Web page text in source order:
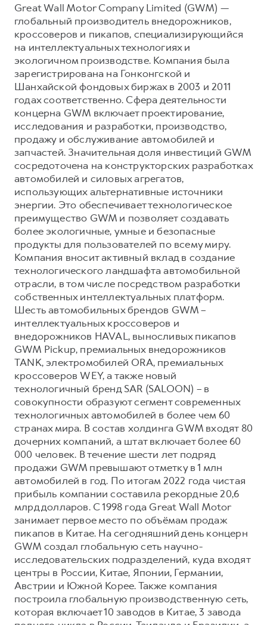
Great Wall Motor Company Limited (GWM) —
глобальный производитель внедорожников,
кроссоверов и пикапов, специализирующийся
на интеллектуальных технологиях и
экологичном производстве. Компания была
зарегистрирована на Гонконгской и
Шанхайской фондовых биржах в 2003 и 2011
годах соответственно. Сфера деятельности
концерна GWM включает проектирование,
исследования и разработки, производство,
продажу и обслуживание автомобилей и
запчастей. Значительная доля инвестиций GWM
сосредоточена на конструкторских разработках
автомобилей и силовых агрегатов,
использующих альтернативные источники
энергии. Это обеспечивает технологическое
преимущество GWM и позволяет создавать
более экологичные, умные и безопасные
продукты для пользователей по всему миру.
Компания вносит активный вклад в создание
технологического ландшафта автомобильной
отрасли, в том числе посредством разработки
собственных интеллектуальных платформ.
Шесть автомобильных брендов GWM –
интеллектуальных кроссоверов и
внедорожников HAVAL, выносливых пикапов
GWM Pickup, премиальных внедорожников
TANK, электромобилей ORA, премиальных
кроссоверов WEY, а также новый
технологичный бренд SAR (SALOON) – в
совокупности образуют сегмент современных
технологичных автомобилей в более чем 60
странах мира. В состав холдинга GWM входят 80
дочерних компаний, а штат включает более 60
000 человек. В течение шести лет подряд
продажи GWM превышают отметку в 1 млн
автомобилей в год. По итогам 2022 года чистая
прибыль компании составила рекордные 20,6
млрд долларов. С 1998 года Great Wall Motor
занимает первое место по объёмам продаж
пикапов в Китае. На сегодняшний день концерн
GWM создал глобальную сеть научно-
исследовательских подразделений, куда входят
центры в России, Китае, Японии, Германии,
Австрии и Южной Корее. Также компания
построила глобальную производственную сеть,
которая включает 10 заводов в Китае, 3 завода